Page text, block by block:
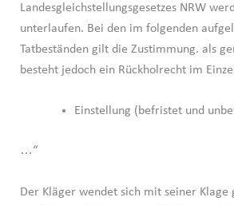
Landesgleichstellungsgesetzes NRW
unterlaufen. Bei den im folgenden
Tatbeständen gilt die Zustimmung. als
besteht jedoch ein Rückholrecht im
Einstellung (befristet und
…“
Der Kläger wendet sich mit seiner Klage